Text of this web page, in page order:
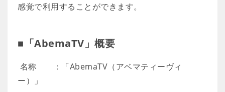
感覚で利用することができます。
■「AbemaTV」概要
名称 ：「AbemaTV（アベマティーヴィ
ー）」